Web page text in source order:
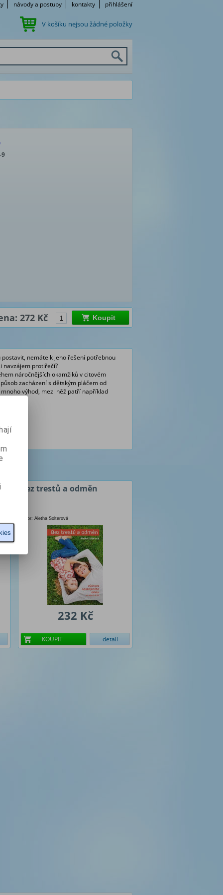
návody a postupy kontakty přihlášení
V košíku nejsou žádné položky
9
272 Kč Koupit
nemáte k jeho řešení potřebnou
navzájem protiřečí?
náročnějších okamžiků v citovém
zacházení s dětským pláčem od
výhod, mezi něž patří například
Bez trestů a odměn
Autor: Aletha Solterová
232 Kč
KOUPIT detail